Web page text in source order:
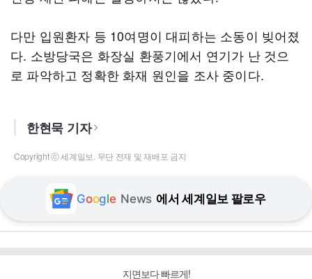
다만 입원환자 등 10여명이 대피하는 소동이 빚어졌
다. 소방당국은 화장실 환풍기에서 연기가 난 것으
로 파악하고 정확한 화재 원인을 조사 중이다.
한현묵 기자
Copyright ⓒ 세계일보. 무단 전재 및 재배포 금지
Google News 에서 세계일보 팔로우
지면보다 빠르게!